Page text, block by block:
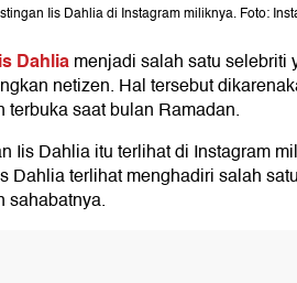
Iis Dahlia di Instagram miliknya. Foto:
Dahliamenjadi salah satu selebriti
netizen. Hal tersebut
terbuka saat bulan Ramadan.
Iis Dahlia itu terlihat di Instagram
Dahlia terlihat menghadiri salah
sahabatnya.